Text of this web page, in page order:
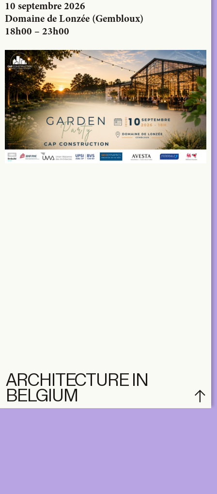
10 septembre 2026
Domaine de Lonzée (Gembloux)
18h00 – 23h00
ARCHITECTURE IN
BELGIUM